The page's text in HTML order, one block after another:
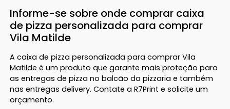
Informe-se sobre onde comprar caixa
de pizza personalizada para comprar
Vila Matilde
A caixa de pizza personalizada para comprar Vila
Matilde é um produto que garante mais proteção para
as entregas de pizza no balcão da pizzaria e também
nas entregas delivery. Contate a R7Print e solicite um
orçamento.